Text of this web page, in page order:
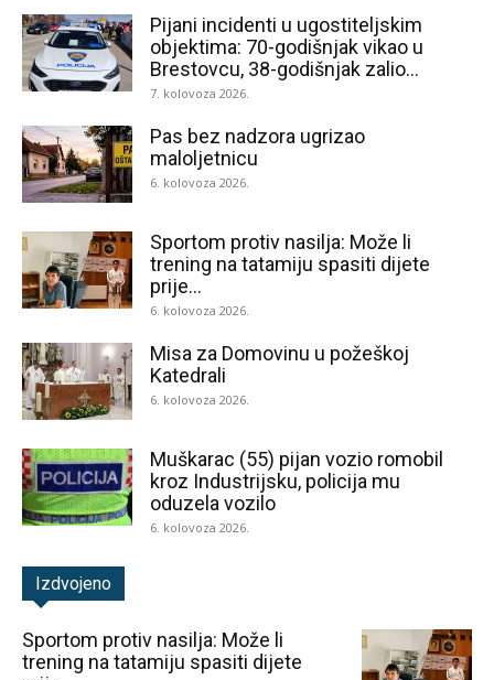
Pijani incidenti u ugostiteljskim
objektima: 70-godišnjak vikao u
Brestovcu, 38-godišnjak zalio...
7. kolovoza 2026.
Pas bez nadzora ugrizao
maloljetnicu
6. kolovoza 2026.
Sportom protiv nasilja: Može li
trening na tatamiju spasiti dijete
prije...
6. kolovoza 2026.
Misa za Domovinu u požeškoj
Katedrali
6. kolovoza 2026.
Muškarac (55) pijan vozio romobil
kroz Industrijsku, policija mu
oduzela vozilo
6. kolovoza 2026.
Izdvojeno
Sportom protiv nasilja: Može li
trening na tatamiju spasiti dijete